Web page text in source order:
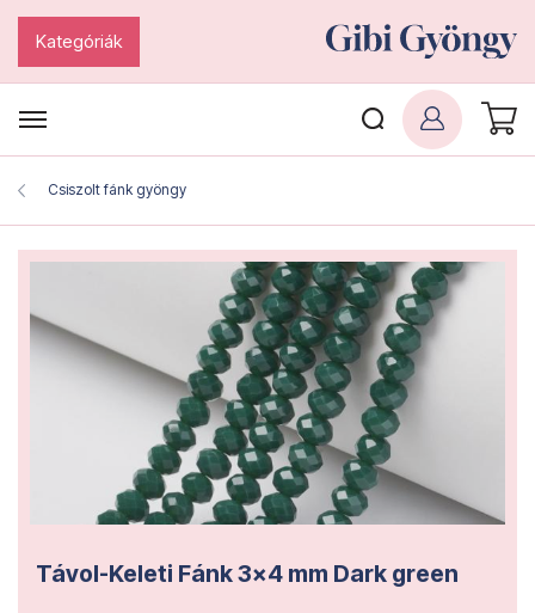
Kategóriák
Csiszolt fánk gyöngy
Távol-Keleti Fánk 3x4 mm Dark green